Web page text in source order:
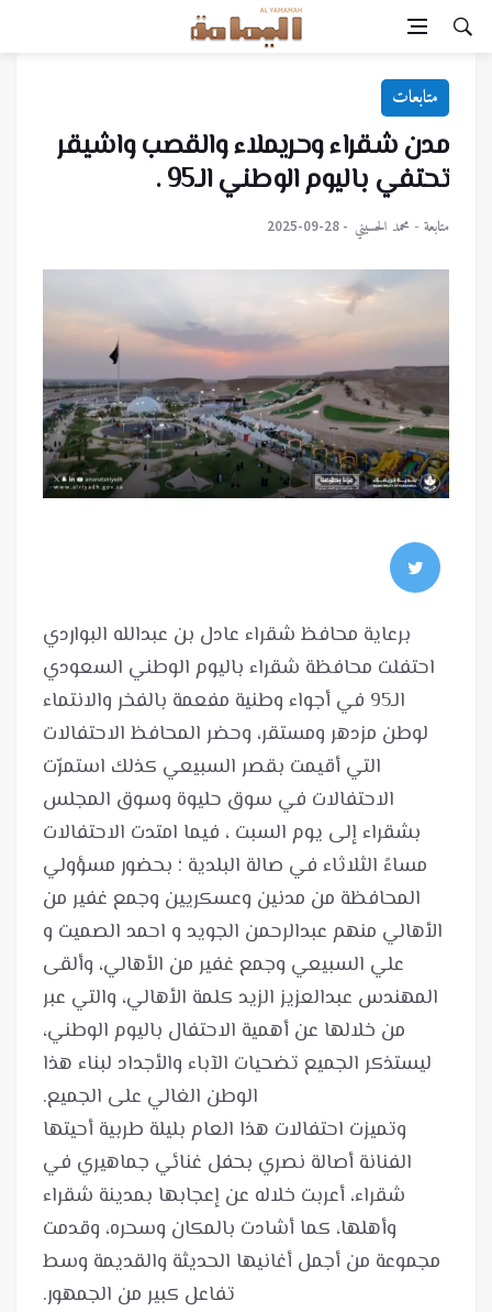
متابعات
مدن شقراء وحريملاء والقصب واشيقر
تحتفي باليوم الوطني الـ95 .
متابعة - محمد الحسيني 2025-09-28
برعاية محافظ شقراء عادل بن عبدالله البواردي
احتفلت محافظة شقراء باليوم الوطني السعودي
الـ95 في أجواء وطنية مفعمة بالفخر والانتماء
لوطن مزدهر ومستقر، وحضر المحافظ الاحتفالات
التي أقيمت بقصر السبيعي كذلك استمرّت
الاحتفالات في سوق حليوة وسوق المجلس
بشقراء إلى يوم السبت ، فيما امتدت الاحتفالات
مساءً الثلاثاء في صالة البلدية ؛ بحضور مسؤولي
المحافظة من مدنين وعسكريين وجمع غفير من
الأهالي منهم عبدالرحمن الجويد و احمد الصميت و
علي السبيعي وجمع غفير من الأهالي، وألقى
المهندس عبدالعزيز الزيد كلمة الأهالي، والتي عبر
من خلالها عن أهمية الاحتفال باليوم الوطني،
ليستذكر الجميع تضحيات الآباء والأجداد لبناء هذا
وتميزت احتفالات هذا العام بليلة طربية أحيتها
الفنانة أصالة نصري بحفل غنائي جماهيري في
شقراء، أعربت خلاله عن إعجابها بمدينة شقراء
وأهلها، كما أشادت بالمكان وسحره، وقدمت
مجموعة من أجمل أغانيها الحديثة والقديمة وسط